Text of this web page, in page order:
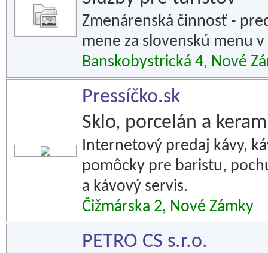
Zmenárenská činnosť -
mene za slovenskú menu
Banskobystrická 4, Nové
Pressíčko.sk
Sklo, porcelán a
Internetový predaj kávy,
pomôcky pre baristu,
a kávový servis.
Čižmárska 2, Nové Zámky
PETRO CS s.r.o.